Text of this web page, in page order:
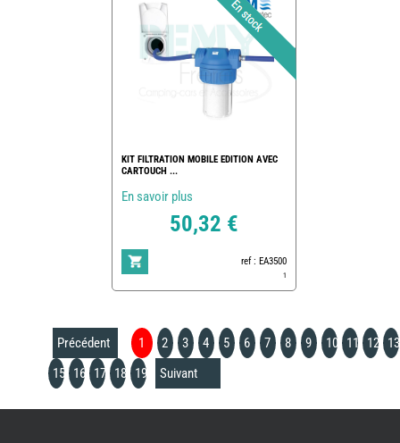
KIT FILTRATION MOBILE EDITION AVEC
CARTOUCH ...
En savoir plus
50,32 €
ref : EA3500
1
Précédent 1 2 3 4 5 6 7 8 9 10 11 12
13
15
16 17 18 19 Suivant